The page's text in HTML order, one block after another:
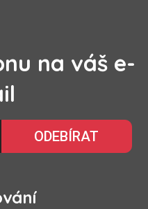
na váš e-
ODEBÍRAT